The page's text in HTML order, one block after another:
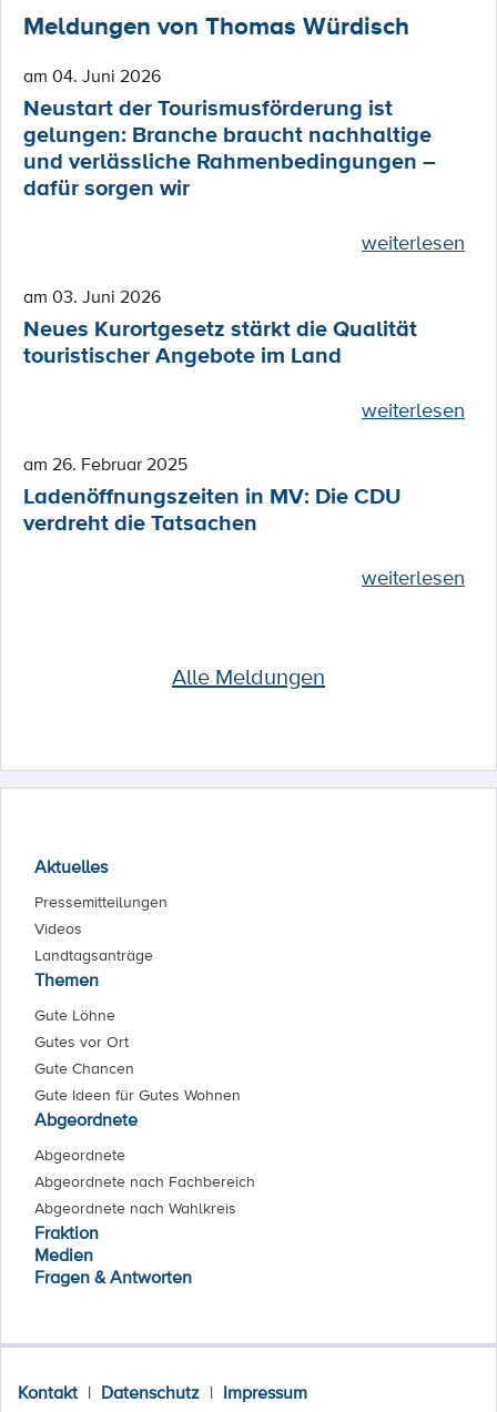
Meldungen von Thomas Würdisch
am 04. Juni 2026
Neustart der Tourismusförderung ist
gelungen: Branche braucht nachhaltige
und verlässliche Rahmenbedingungen –
dafür sorgen wir
weiterlesen
am 03. Juni 2026
Neues Kurortgesetz stärkt die Qualität
touristischer Angebote im Land
weiterlesen
am 26. Februar 2025
Ladenöffnungszeiten in MV: Die CDU
verdreht die Tatsachen
weiterlesen
Alle Meldungen
Aktuelles
Pressemitteilungen
Videos
Landtagsanträge
Themen
Gute Löhne
Gutes vor Ort
Gute Chancen
Gute Ideen für Gutes Wohnen
Abgeordnete
Abgeordnete
Abgeordnete nach Fachbereich
Abgeordnete nach Wahlkreis
Fraktion
Medien
Fragen & Antworten
Kontakt | Datenschutz | Impressum